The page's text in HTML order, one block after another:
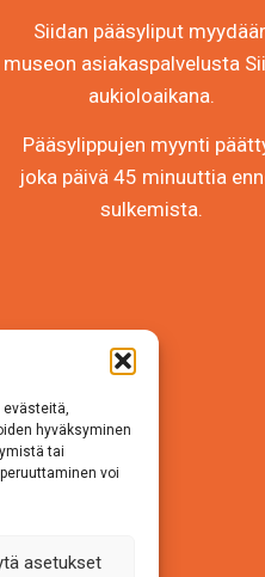
evästeitä,
hyväksyminen
tai
voi
asetukset
Siidan pääsyliput
museon asiakaspalvelusta
aukioloaikana.
Pääsylippujen myynti
joka päivä 45 minuuttia
sulkemista.